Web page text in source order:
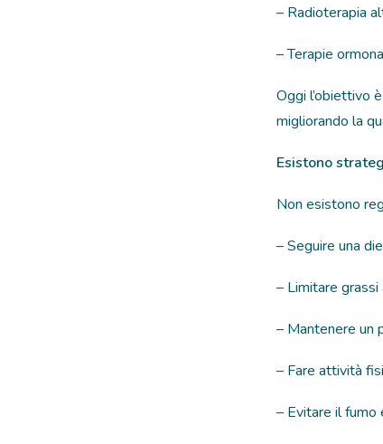
– Radioterapia
– Terapie
Oggi l’obiettivo
migliorando la
Esistono
Non esistono
– Seguire una
– Limitare grassi
– Mantenere un
– Fare attività
– Evitare il fumo